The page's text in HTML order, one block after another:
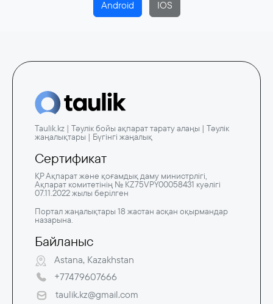
Android IOS
Taulik.kz | Тәулік бойы ақпарат тарату алаңы | Тәулік
жаңалықтары | Бүгінгі жаңалық
Сертификат
ҚР Ақпарат және қоғамдық даму министрлігі,
Ақпарат комитетінің № KZ75VPY00058431 куәлігі
07.11.2022 жылы берілген
Портал жаңалықтары 18 жастан асқан оқырмандар
назарына.
Байланыс
Astana, Kazakhstan
+77479607666
taulik.kz@gmail.com